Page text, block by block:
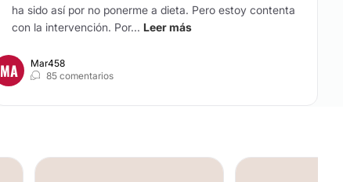
ha sido así por no ponerme a dieta. Pero estoy contenta
con la intervención. Por... Leer más
MA
Mar458
85 comentarios